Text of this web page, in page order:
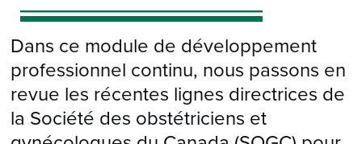
Dans ce module de développement
professionnel continu, nous passons en
revue les récentes lignes directrices de
la Société des obstétriciens et